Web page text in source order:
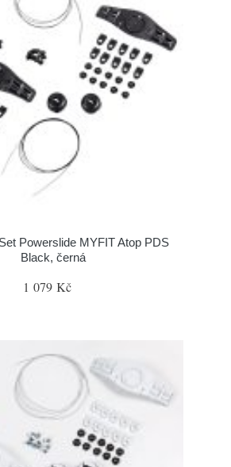
Powerslide MYFIT Atop PDS
Black, černá
1 079 Kč